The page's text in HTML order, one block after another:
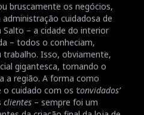
bruscamente os negócios,
cuidadosa de
Salto – a cidade do interior
– todos o conheciam,
Isso, obviamente,
gigantesca, tornando o
a região. A forma como
cuidado com os ‘convidados’
clientes – sempre foi um